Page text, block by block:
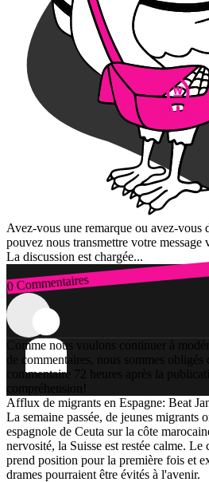
Avez-vous une remarque ou avez-vous
pouvez nous transmettre votre message
La discussion est chargée...
0 Commentaires
Connexion
Comme nous voulons continuer à
de commentaires, nous sommes
commentaire 72 heures après la
compréhension!
Afflux de migrants en Espagne: Beat
La semaine passée, de jeunes migrants
espagnole de Ceuta sur la côte
nervosité, la Suisse est restée calme.
prend position pour la première fois et
drames pourraient être évités à l'avenir.